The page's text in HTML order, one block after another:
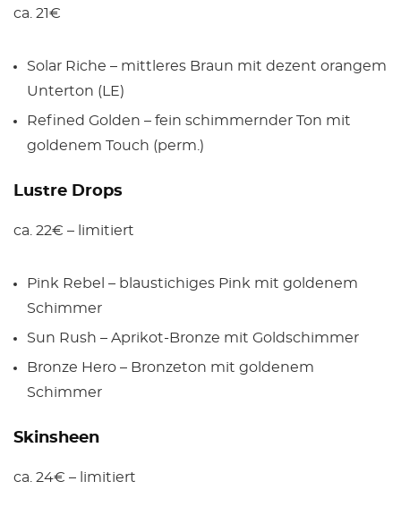
ca. 21€
Solar Riche – mittleres Braun mit dezent orangem
Unterton (LE)
Refined Golden – fein schimmernder Ton mit
goldenem Touch (perm.)
Lustre Drops
ca. 22€ – limitiert
Pink Rebel – blaustichiges Pink mit goldenem
Schimmer
Sun Rush – Aprikot-Bronze mit Goldschimmer
Bronze Hero – Bronzeton mit goldenem
Schimmer
Skinsheen
ca. 24€ – limitiert